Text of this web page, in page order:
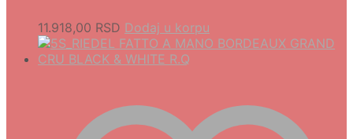
11.918,00 RSD Dodaj u korpu